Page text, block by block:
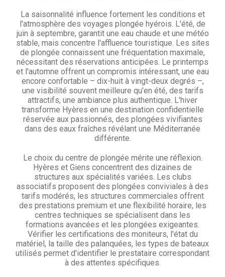
La saisonnalité influence fortement les conditions et
l'atmosphère des voyages plongée hyérois. L'été, de
juin à septembre, garantit une eau chaude et une météo
stable, mais concentre l'affluence touristique. Les sites
de plongée connaissent une fréquentation maximale,
nécessitant des réservations anticipées. Le printemps
et l'automne offrent un compromis intéressant, une eau
encore confortable – dix-huit à vingt-deux degrés –,
une visibilité souvent meilleure qu'en été, des tarifs
attractifs, une ambiance plus authentique. L'hiver
transforme Hyères en une destination confidentielle
réservée aux passionnés, des plongées vivifiantes
dans des eaux fraîches révélant une Méditerranée
différente.
Le choix du centre de plongée mérite une réflexion.
Hyères et Giens concentrent des dizaines de
structures aux spécialités variées. Les clubs
associatifs proposent des plongées conviviales à des
tarifs modérés, les structures commerciales offrent
des prestations premium et une flexibilité horaire, les
centres techniques se spécialisent dans les
formations avancées et les plongées exigeantes.
Vérifier les certifications des moniteurs, l'état du
matériel, la taille des palanquées, les types de bateaux
utilisés permet d'identifier le prestataire correspondant
à des attentes spécifiques.